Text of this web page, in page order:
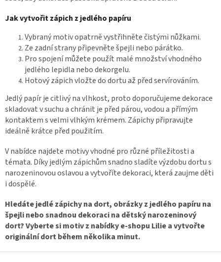
p
s
Jak vytvořit zápich z jedlého papíru
Vybraný motiv opatrně vystřihněte čistými nůžkami.
Ze zadní strany připevněte špejli nebo párátko.
Pro spojení můžete použít malé množství vhodného
jedlého lepidla nebo dekorgelu.
Hotový zápich vložte do dortu až před servírováním.
Jedlý papír je citlivý na vlhkost, proto doporučujeme dekorace
skladovat v suchu a chránit je před párou, vodou a přímým
kontaktem s velmi vlhkým krémem. Zápichy připravujte
ideálně krátce před použitím.
V nabídce najdete motivy vhodné pro různé příležitosti a
témata. Díky jedlým zápichům snadno sladíte výzdobu dortu s
narozeninovou oslavou a vytvoříte dekoraci, která zaujme děti
i dospělé.
Hledáte jedlé zápichy na dort, obrázky z jedlého papíru na
špejli nebo snadnou dekoraci na dětský narozeninový
dort? Vyberte si motiv z nabídky e-shopu Lilie a vytvořte
originální dort během několika minut.